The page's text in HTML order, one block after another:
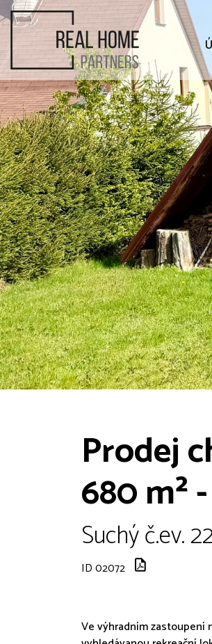
Prodej
680 m²
Suchý č.ev.
ID 02072
Ve výhradním zastoupení